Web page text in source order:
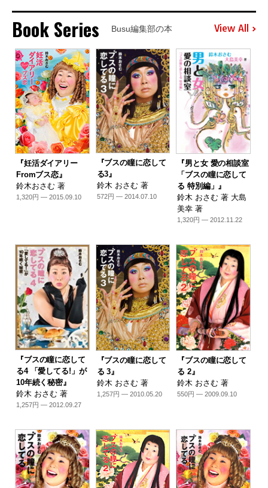
Book Series Busu編集部の本 View All
『妊活ダイアリー
Fromブス恋』
鈴木おさむ 著
1,320円 — 2015.09.10
『ブスの瞳に恋して
る3』
鈴木 おさむ 著
572円 — 2014.07.10
『男と女 愛の相談室
「ブスの瞳に恋して
る 特別編」』
鈴木 おさむ 著 大島
美幸 著
1,320円 — 2012.11.22
『ブスの瞳に恋して
る4 「愛してる!」が
10年続く秘密』
鈴木 おさむ 著
1,257円 — 2012.09.27
『ブスの瞳に恋して
る 3』
鈴木 おさむ 著
1,257円 — 2010.05.20
『ブスの瞳に恋して
る 2』
鈴木 おさむ 著
550円 — 2009.09.10